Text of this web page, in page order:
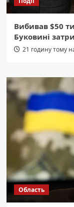
Вибивав $50
Буковині
21 годину тому
Область